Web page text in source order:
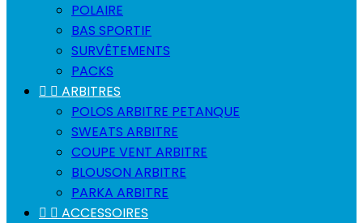
POLAIRE
BAS SPORTIF
SURVÊTEMENTS
PACKS
  ARBITRES
POLOS ARBITRE PETANQUE
SWEATS ARBITRE
COUPE VENT ARBITRE
BLOUSON ARBITRE
PARKA ARBITRE
  ACCESSOIRES